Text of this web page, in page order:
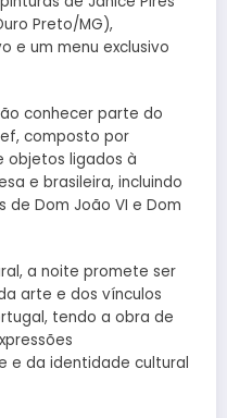
Preto/MG),
e um menu exclusivo
conhecer parte do
composto por
objetos ligados à
e brasileira, incluindo
de Dom João VI e Dom
a noite promete ser
arte e dos vínculos
tendo a obra de
e da identidade cultural